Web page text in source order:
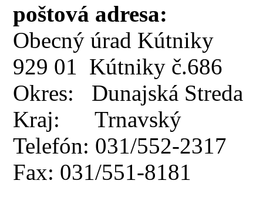
poštová adresa:
Obecný úrad Kútniky
929 01 Kútniky č.686
Okres: Dunajská Streda
Kraj: Trnavský
Telefón: 031/552-2317
Fax: 031/551-8181